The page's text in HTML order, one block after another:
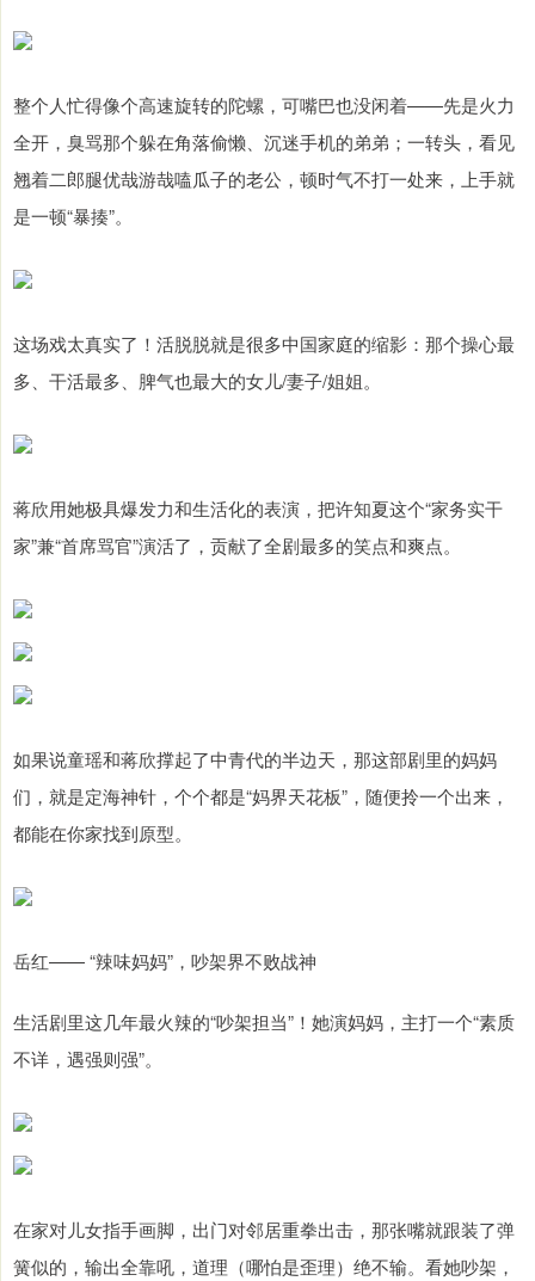
整个人忙得像个高速旋转的陀螺，可嘴巴也没闲着——先是火力
全开，臭骂那个躲在角落偷懒、沉迷手机的弟弟；一转头，看见
翘着二郎腿优哉游哉嗑瓜子的老公，顿时气不打一处来，上手就
是一顿“暴揍”。
这场戏太真实了！活脱脱就是很多中国家庭的缩影：那个操心最
多、干活最多、脾气也最大的女儿/妻子/姐姐。
蒋欣用她极具爆发力和生活化的表演，把许知夏这个“家务实干
家”兼“首席骂官”演活了，贡献了全剧最多的笑点和爽点。
如果说童瑶和蒋欣撑起了中青代的半边天，那这部剧里的妈妈
们，就是定海神针，个个都是“妈界天花板”，随便拎一个出来，
都能在你家找到原型。
岳红—— “辣味妈妈”，吵架界不败战神
生活剧里这几年最火辣的“吵架担当”！她演妈妈，主打一个“素质
不详，遇强则强”。
在家对儿女指手画脚，出门对邻居重拳出击，那张嘴就跟装了弹
簧似的，输出全靠吼，道理（哪怕是歪理）绝不输。看她吵架，